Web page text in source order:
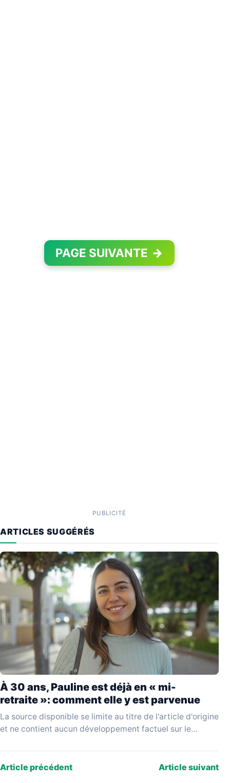
PAGE SUIVANTE →
PUBLICITÉ
ARTICLES SUGGÉRÉS
À 30 ans, Pauline est déjà en « mi-
retraite »: comment elle y est parvenue
La source disponible se limite au titre de l'article d'origine
et ne contient aucun développement factuel sur le
Article précédent Article suivant